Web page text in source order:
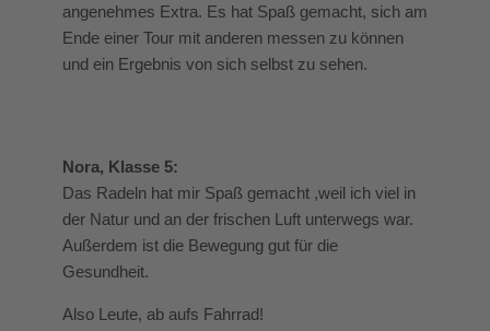
angenehmes Extra. Es hat Spaß gemacht, sich am
Ende einer Tour mit anderen messen zu können
und ein Ergebnis von sich selbst zu sehen.
Nora, Klasse 5:
Das Radeln hat mir Spaß gemacht ,weil ich viel in
der Natur und an der frischen Luft unterwegs war.
Außerdem ist die Bewegung gut für die
Gesundheit.
Also Leute, ab aufs Fahrrad!